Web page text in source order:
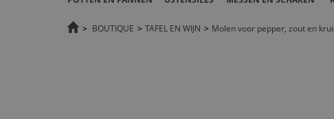
> BOUTIQUE > TAFEL EN WIJN > Molen voor pepper, zout en